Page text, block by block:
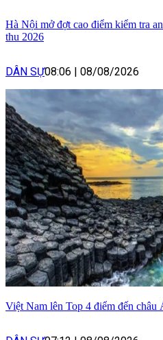
Hà Nội mở đợt cao điểm kiểm tra
thu 2026
DÂN SỰ08:06 | 08/08/2026
Việt Nam lên Top 4 điểm đến châu